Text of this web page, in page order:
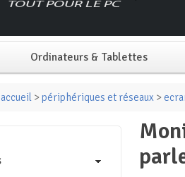
Ordinateurs & Tablettes
accueil > périphériques et réseaux >
moniteur benq pd2706qn 27 led ips qhd 100hz – usb-c – haut-